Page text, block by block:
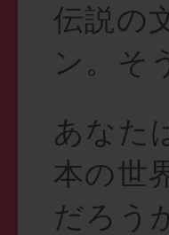
伝説の
ン。そ
あなた
本の世
だろう